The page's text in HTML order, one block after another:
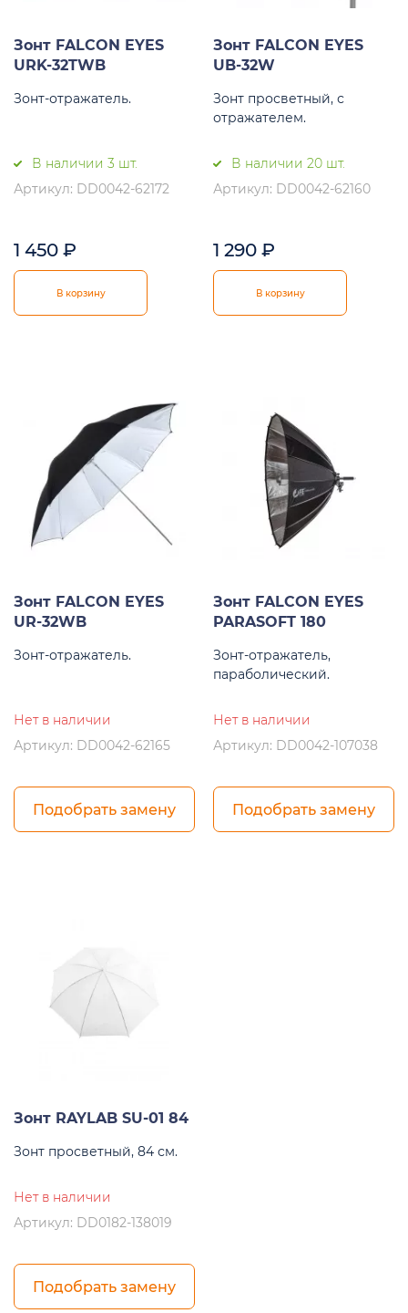
Зонт FALCON EYES
URK-32TWB
Зонт-отражатель.
В наличии 3 шт.
Артикул: DD0042-62172
1 450 ₽
В корзину
Зонт FALCON EYES
UB-32W
Зонт просветный, с
отражателем.
В наличии 20 шт.
Артикул: DD0042-62160
1 290 ₽
В корзину
Зонт FALCON EYES
UR-32WB
Зонт-отражатель.
Нет в наличии
Артикул: DD0042-62165
Подобрать замену
Зонт FALCON EYES
PARASOFT 180
Зонт-отражатель,
параболический.
Нет в наличии
Артикул: DD0042-107038
Подобрать замену
Зонт RAYLAB SU-01 84
Зонт просветный, 84 см.
Нет в наличии
Артикул: DD0182-138019
Подобрать замену